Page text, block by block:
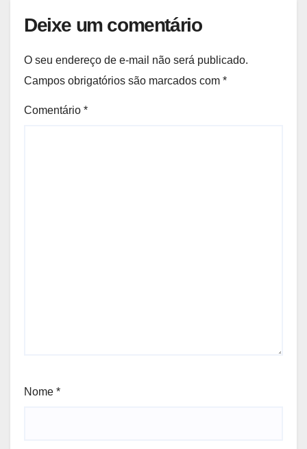
Deixe um comentário
O seu endereço de e-mail não será publicado.
Campos obrigatórios são marcados com *
Comentário *
Nome *